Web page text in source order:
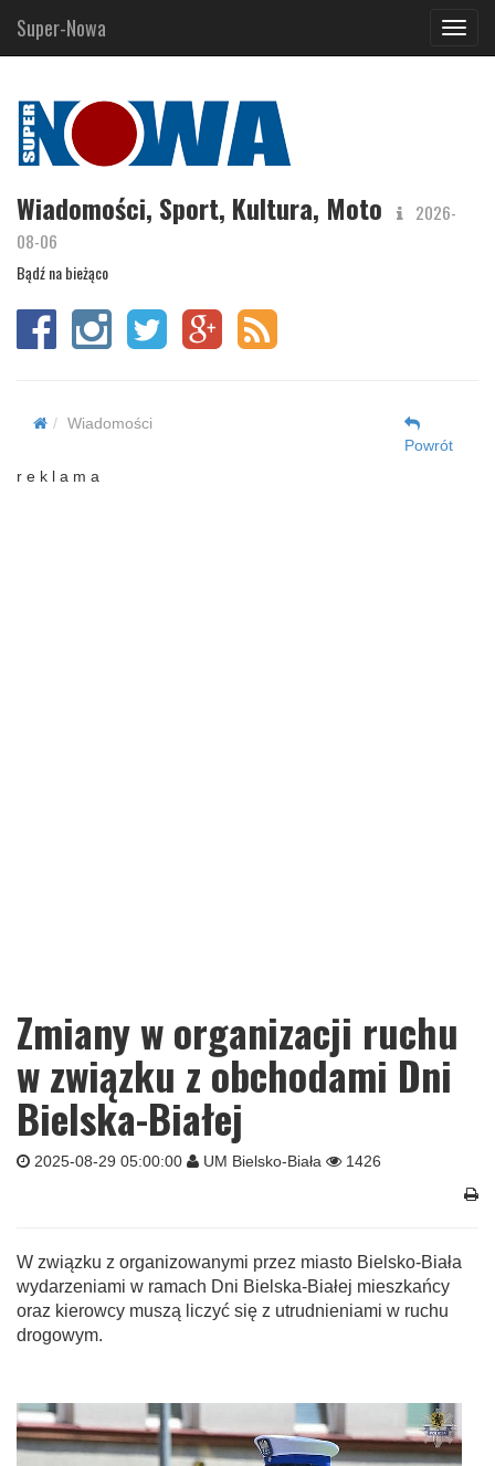
Super-Nowa
Wiadomości, Sport, Kultura, Moto
2026-
08-06
Bądź na bieżąco
Wiadomości
Powrót
r e k l a m a
Zmiany w organizacji ruchu
w związku z obchodami Dni
Bielska-Białej
2025-08-29 05:00:00 UM Bielsko-Biała 1426
W związku z organizowanymi przez miasto Bielsko-Biała
wydarzeniami w ramach Dni Bielska-Białej mieszkańcy
oraz kierowcy muszą liczyć się z utrudnieniami w ruchu
drogowym.